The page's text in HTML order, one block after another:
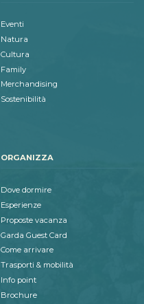
Eventi
Natura
Cultura
Family
Merchandising
Sostenibilità
ORGANIZZA
Dove dormire
Esperienze
Proposte vacanza
Garda Guest Card
Come arrivare
Trasporti & mobilità
Info point
Brochure